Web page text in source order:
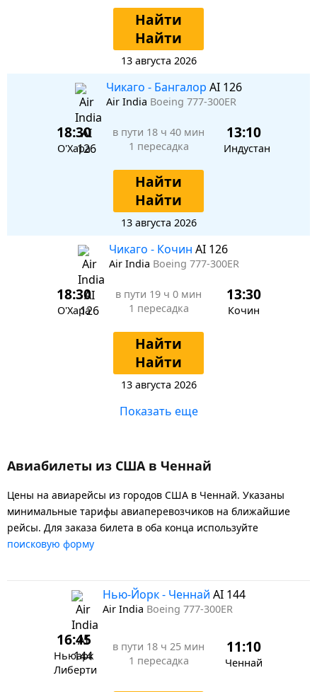
Найти
Найти
13 августа 2026
Чикаго - Бангалор AI 126
Air India Boeing 777-300ER
18:30
О'Хара
в пути 18 ч 40 мин
1 пересадка
13:10
Индустан
Найти
Найти
13 августа 2026
Чикаго - Кочин AI 126
Air India Boeing 777-300ER
18:30
О'Хара
в пути 19 ч 0 мин
1 пересадка
13:30
Кочин
Найти
Найти
13 августа 2026
Показать еще
Авиабилеты из США в Ченнай
Цены на авиарейсы из городов США в Ченнай. Указаны
минимальные тарифы авиаперевозчиков на ближайшие
рейсы. Для заказа билета в оба конца используйте
поисковую форму
Нью-Йорк - Ченнай AI 144
Air India Boeing 777-300ER
16:45
Ньюарк
Либерти
в пути 18 ч 25 мин
1 пересадка
11:10
Ченнай